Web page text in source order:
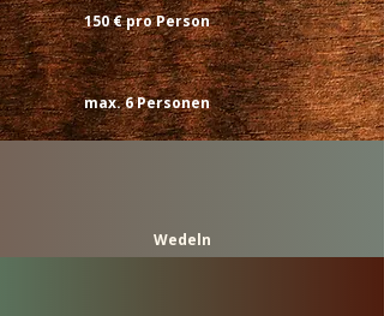
150 € pro Person
max. 6 Personen
Wedeln